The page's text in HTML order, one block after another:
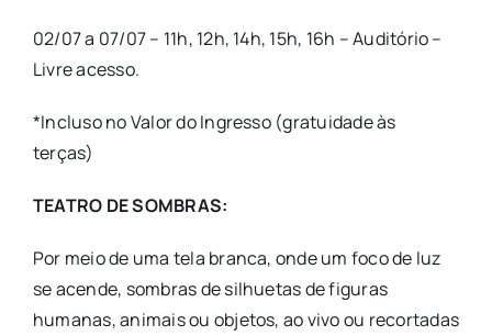
02/07 a 07/07 – 11h, 12h, 14h, 15h, 16h – Auditório –
Livre acesso.
*Incluso no Valor do Ingresso (gratuidade às
terças)
TEATRO DE SOMBRAS:
Por meio de uma tela branca, onde um foco de luz
se acende, sombras de silhuetas de figuras
humanas, animais ou objetos, ao vivo ou recortadas